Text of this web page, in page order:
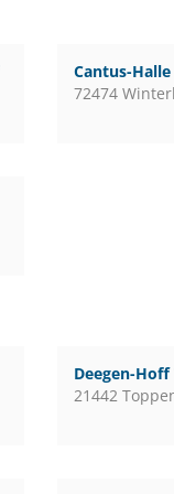
Cantus-Halle
72474
Deegen-
21442